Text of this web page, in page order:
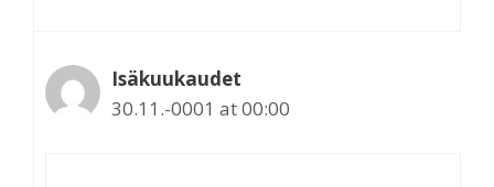
Isäkuukaudet
30.11.-0001 at 00:00